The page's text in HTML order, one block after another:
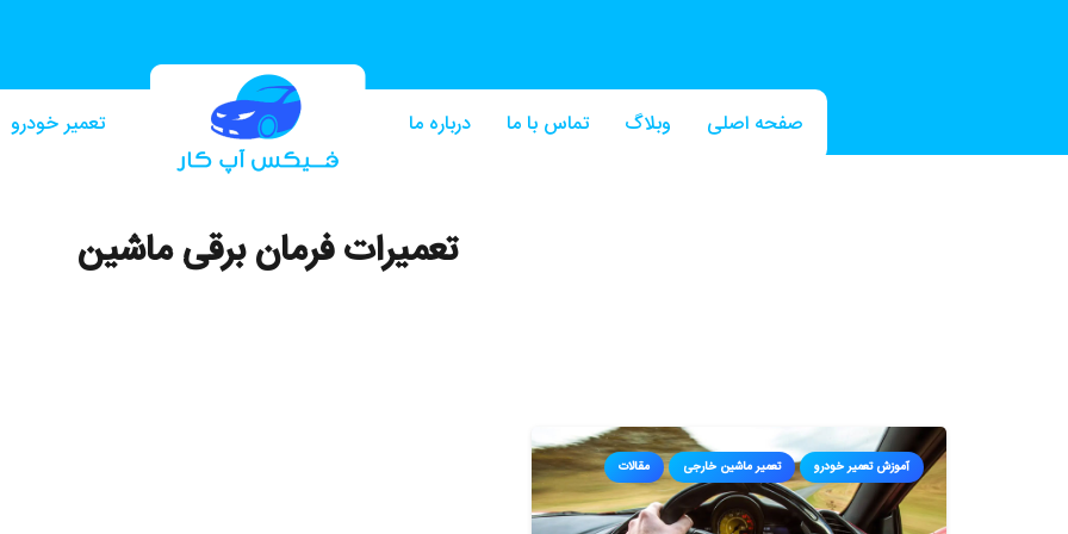
صفحه اصلی وبلاگ تماس با ما درباره ما تعمیر خودرو
تعمیرات فرمان برقی ماشین
آموزش تعمیر خودرو تعمیر ماشین خارجی مقالات